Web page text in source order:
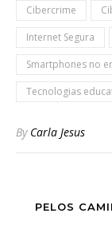
Cibercrime
Internet Segura
Smartphones no
Tecnologias
By Carla Jesus
PELOS